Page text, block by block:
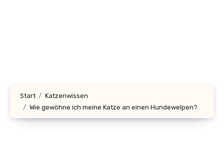
Start
Katzenwissen
Wie gewöhne ich meine Katze an einen Hundewelpen?